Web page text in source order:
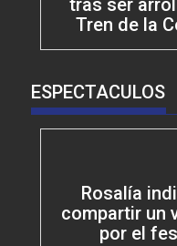
tras ser
Tren de la
ESPECTACULOS
Rosalía
compartir un
por el